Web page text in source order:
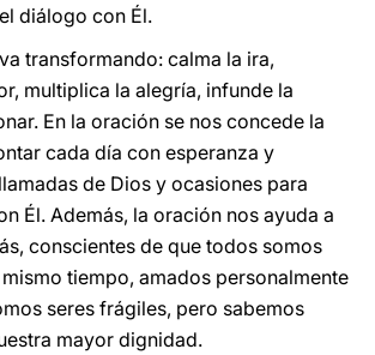
diálogo con Él.
transformando: calma la ira,
multiplica la alegría, infunde la
En la oración se nos concede la
cada día con esperanza y
de Dios y ocasiones para
Él. Además, la oración nos ayuda a
conscientes de que todos somos
tiempo, amados personalmente
seres frágiles, pero sabemos
mayor dignidad.